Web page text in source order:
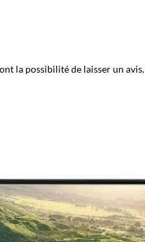
la possibilité de laisser un avis.